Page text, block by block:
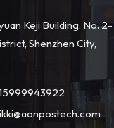
Keji Building, No. 2-
Shenzhen City,